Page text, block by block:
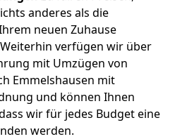
anderes als die
neuen Zuhause
verfügen wir über
mit Umzügen von
Emmelshausen mit
und können Ihnen
wir für jedes Budget eine
werden.